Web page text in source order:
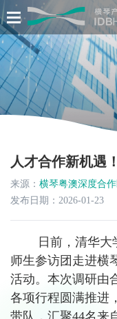
人才合作新机遇
来源： 横琴粤澳深度合
发布日期：2026-01-23
日前，清华大学
师生参访团走进横
活动。本次调研由
各项行程圆满推进
带队，汇聚44名来